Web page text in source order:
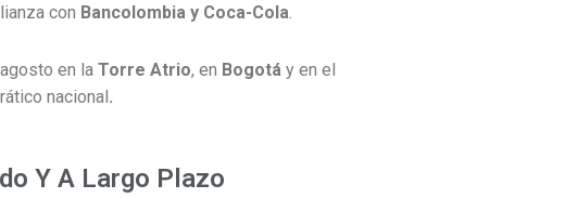
con Bancolombia y Coca-Cola
en la Torre Atrio, en Bogotá y en el
nacional.
Y A Largo Plazo